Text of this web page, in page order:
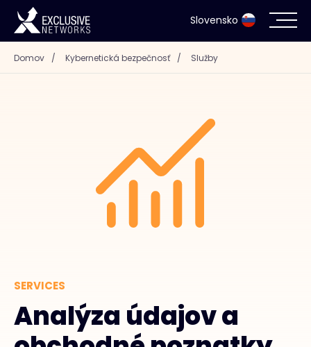
Slovensko
Kybernetická bezpečnosť
#weareexclusive
Domov / Kybernetická bezpečnosť / Služby
SERVICES
Analýza údajov a